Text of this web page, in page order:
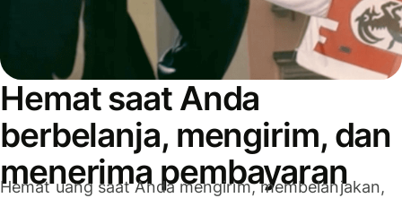
Hemat saat Anda
berbelanja, mengirim, dan
menerima pembayaran
Hemat uang saat Anda mengirim, membelanjakan,